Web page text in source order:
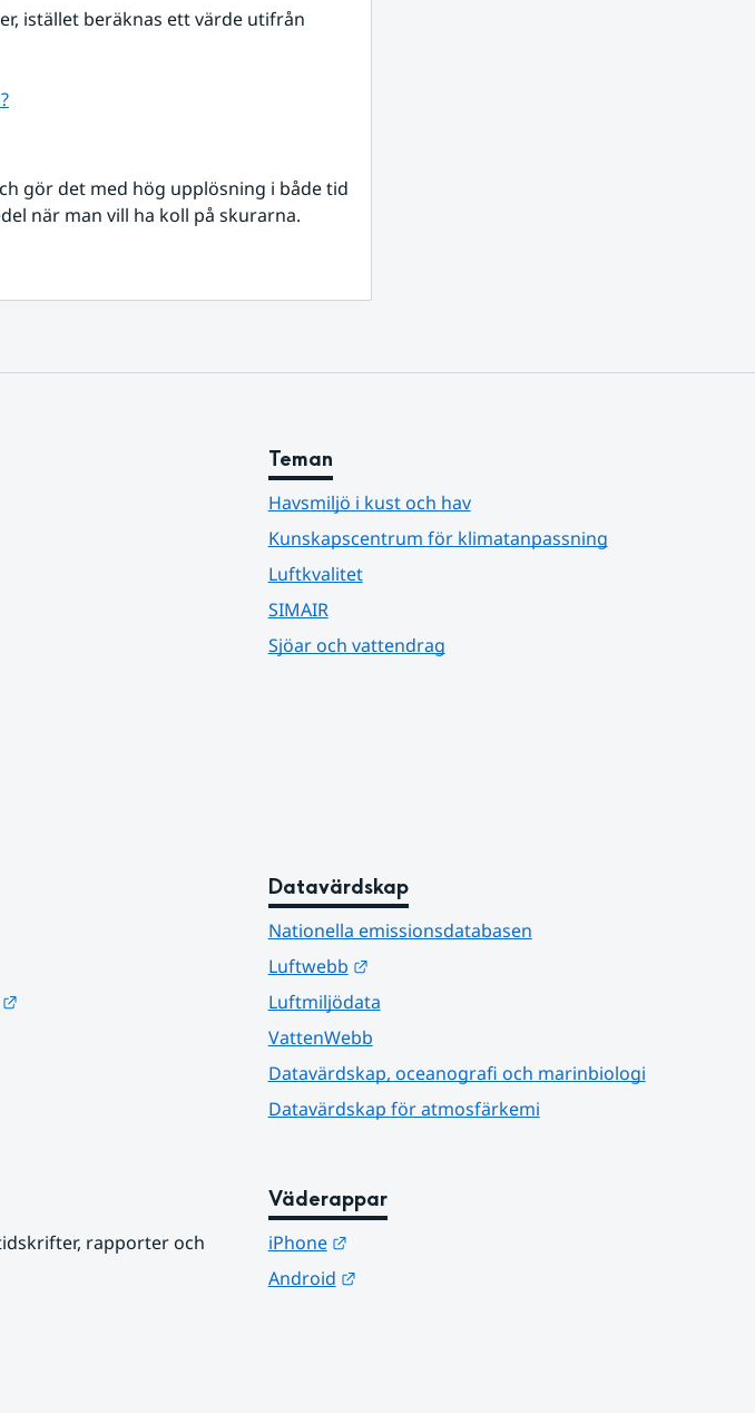
istället beräknas ett värde utifrån
gör det med hög upplösning i både tid
när man vill ha koll på skurarna.
Teman
Havsmiljö i kust och hav
Kunskapscentrum för klimatanpassning
Luftkvalitet
SIMAIR
Sjöar och vattendrag
Datavärdskap
Nationella emissionsdatabasen
Luftwebb
Länk till annan webbplats.
Luftmiljödata
VattenWebb
Datavärdskap, oceanografi och marinbiologi
Datavärdskap för atmosfärkemi
rapporter och
Väderappar
iPhone
Länk till annan webbplats.
Android
Länk till annan webbplats.